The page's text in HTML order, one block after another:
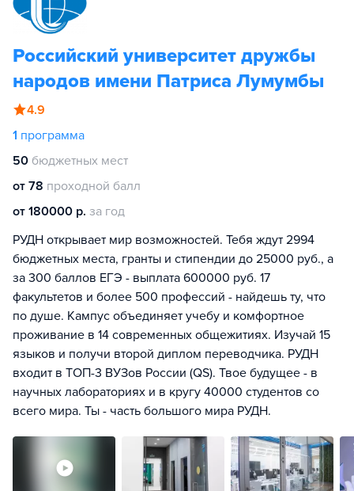
Российский университет дружбы
народов имени Патриса Лумумбы
4.9
1 программа
50 бюджетных мест
от 78 проходной балл
от 180000 р. за год
РУДН открывает мир возможностей. Тебя ждут 2994
бюджетных места, гранты и стипендии до 25000 руб., а
за 300 баллов ЕГЭ - выплата 600000 руб. 17
факультетов и более 500 профессий - найдешь ту, что
по душе. Кампус объединяет учебу и комфортное
проживание в 14 современных общежитиях. Изучай 15
языков и получи второй диплом переводчика. РУДН
входит в ТОП-3 ВУЗов России (QS). Твое будущее - в
научных лабораториях и в кругу 40000 студентов со
всего мира. Ты - часть большого мира РУДН.